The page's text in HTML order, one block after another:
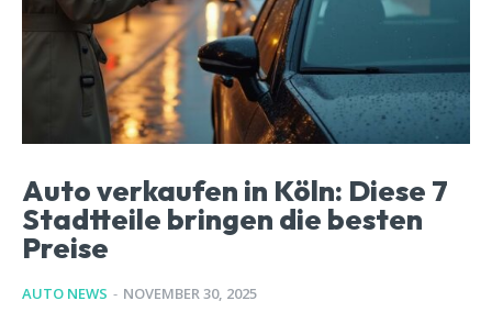
Auto verkaufen in Köln: Diese 7
Stadtteile bringen die besten
Preise
AUTO NEWS - NOVEMBER 30, 2025